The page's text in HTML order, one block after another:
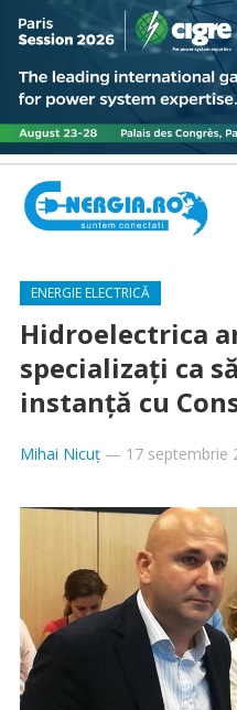
ENERGIE ELECTRICĂ
Hidroelectrica
specializaţi ca
instanţă cu
Mihai Nicuț— 17 septembrie